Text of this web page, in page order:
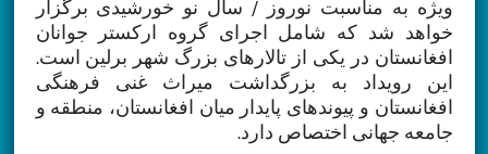
ویژه به مناسبت نوروز / سال نو خورشیدی برگزار
خواهد شد که شامل اجرای گروه ارکستر جوانان
افغانستان در یکی از تالارهای بزرگ شهر برلین است.
این رویداد به بزرگداشت میراث غنی فرهنگی
افغانستان و پیوندهای پایدار میان افغانستان، منطقه و
جامعه جهانی اختصاص دارد.